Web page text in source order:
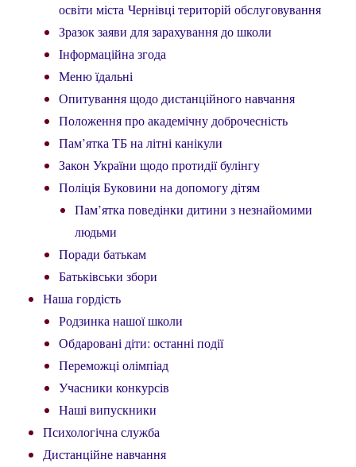
освіти міста Чернівці територій обслуговування
Зразок заяви для зарахування до школи
Інформаційна згода
Меню їдальні
Опитування щодо дистанційного навчання
Положення про академічну доброчесність
Пам’ятка ТБ на літні канікули
Закон України щодо протидії булінгу
Поліція Буковини на допомогу дітям
Пам’ятка поведінки дитини з незнайомими
людьми
Поради батькам
Батьківськи збори
Наша гордість
Родзинка нашої школи
Обдаровані діти: останні події
Переможці олімпіад
Учасники конкурсів
Наші випускники
Психологічна служба
Дистанційне навчання